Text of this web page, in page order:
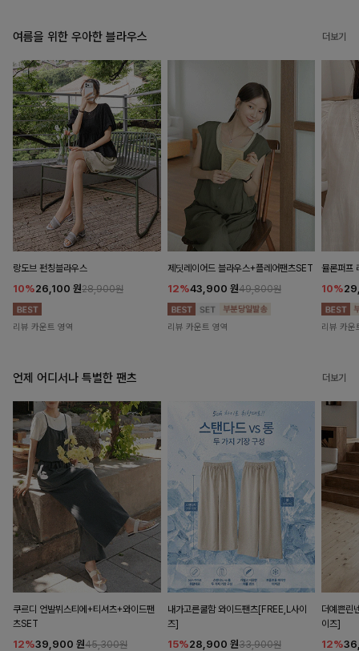
여름을 위한 우아한 블라우스 더보기
랑도브 펀칭블라우스
10%26,100 원28,900원
리뷰 카운트 영역
제딧레이어드 블라우스+플레어팬츠SET
12%43,900 원49,800원
리뷰 카운트 영역
뮬론퍼프
10%
리뷰 카운
언제 어디서나 특별한 팬츠 더보기
쿠르디 언발뷔스티에+티셔츠+와이드팬
츠SET
12%39,900 원45,300원
내가고른쿨함 와이드팬츠[FREE,L사이
즈]
15%28,900 원33,900원
더예쁜린
이즈]
12%